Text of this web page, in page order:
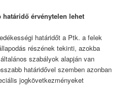
érvénytelen lehet
határidőt a Ptk. a felek
részének tekinti, azokba
szabályok alapján van
határidővel szemben azonban
jogkövetkezményeket